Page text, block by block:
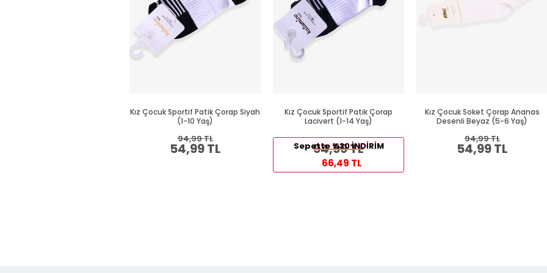
Kız Çocuk Sportif Patik Çorap Siyah
(1-10 Yaş)
54,99 TL
94,99 TL
Kız Çocuk Sportif Patik Çorap
Lacivert (1-14 Yaş)
94,99 TL
Sepette %30 İNDİRİM
66,49 TL
Kız Çocuk Soket Çorap Ananas
Desenli Beyaz (5-6 Yaş)
54,99 TL
94,99 TL